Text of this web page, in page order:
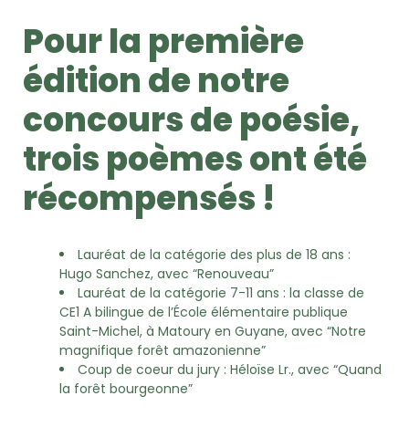
Pour la première
édition de notre
concours de poésie,
trois poèmes ont été
récompensés !
Lauréat de la catégorie des plus de 18 ans :
Hugo Sanchez, avec “Renouveau”
Lauréat de la catégorie 7-11 ans : la classe de
CE1 A bilingue de l’École élémentaire publique
Saint-Michel, à Matoury en Guyane, avec “Notre
magnifique forêt amazonienne”
Coup de coeur du jury : Héloïse Lr., avec “Quand
la forêt bourgeonne”